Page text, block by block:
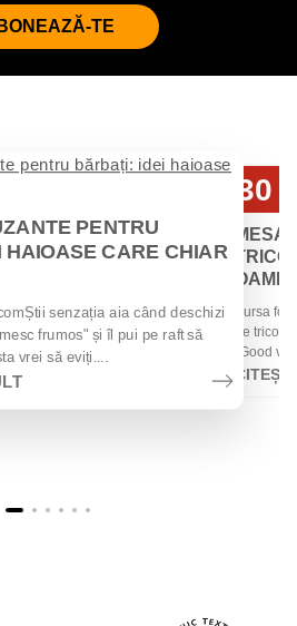
TE
PENTRU
CARE CHIAR
senzația aia când deschizi
frumos" și îl pui pe raft să
vrei să eviți....
30
Sursa
de
„Good